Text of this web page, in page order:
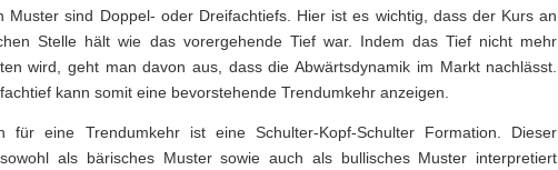
Muster sind Doppel- oder Dreifachtiefs. Hier ist es wichtig, dass der Kurs an
Stelle hält wie das vorergehende Tief war. Indem das Tief nicht mehr
wird, geht man davon aus, dass die Abwärtsdynamik im Markt nachlässt.
kann somit eine bevorstehende Trendumkehr anzeigen.
für eine Trendumkehr ist eine Schulter-Kopf-Schulter Formation. Dieser
als bärisches Muster sowie auch als bullisches Muster interpretiert